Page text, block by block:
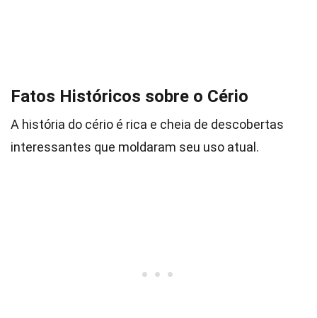
Fatos Históricos sobre o Cério
A história do cério é rica e cheia de descobertas
interessantes que moldaram seu uso atual.